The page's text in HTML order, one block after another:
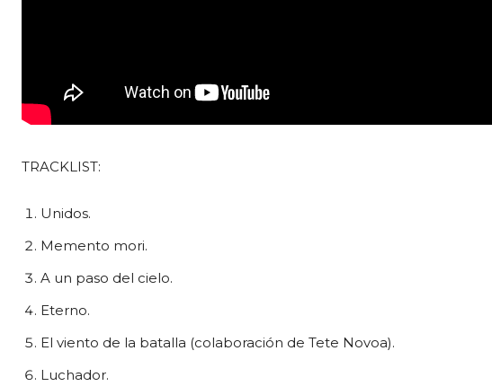
TRACKLIST:
Unidos.
Memento mori.
A un paso del cielo.
Eterno.
El viento de la batalla (colaboración de Tete Novoa).
Luchador.